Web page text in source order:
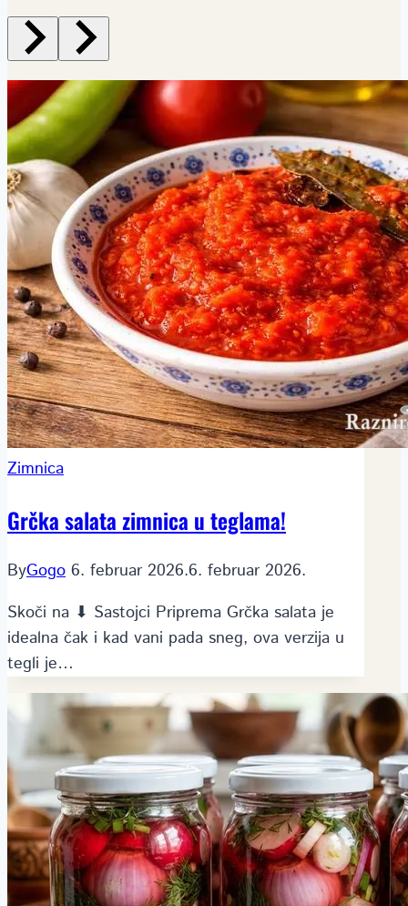
Zimnica
Grčka salata zimnica u teglama!
ByGogo 6. februar 2026.6. februar 2026.
Skoči na ⬇ Sastojci Priprema Grčka salata je
idealna čak i kad vani pada sneg, ova verzija u
tegli je…